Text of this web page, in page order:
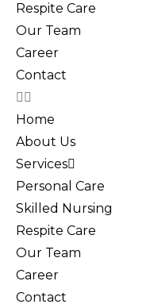
Respite Care
Our Team
Career
Contact
Home
About Us
Services
Personal Care
Skilled Nursing
Respite Care
Our Team
Career
Contact